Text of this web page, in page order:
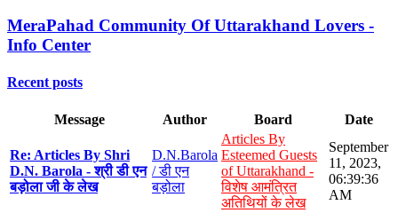
MeraPahad Community Of Uttarakhand Lovers -
Info Center
Recent posts
Message Author Board Date
Re: Articles By Shri
D.N. Barola - श्री डी एन
बड़ोला जी के लेख
D.N.Barola
/ डी एन
बड़ोला
Articles By
Esteemed Guests
of Uttarakhand -
विशेष आमंत्रित
अतिथियों के लेख
September
11, 2023,
06:39:36
AM